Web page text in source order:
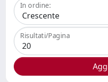
In ordine:
Risultati/Pagina